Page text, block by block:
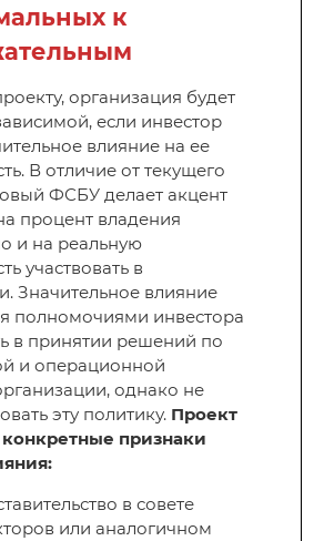
к
организация будет
если инвестор
влияние на ее
В отличие от текущего
ФСБУ делает акцент
процент владения
и на реальную
участвовать в
Значительное влияние
полномочиями инвестора
в принятии решений по
и операционной
однако не
эту политику. Проект
признаки
в совете
или аналогичном